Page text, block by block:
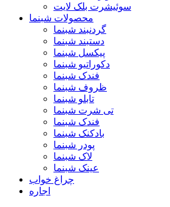
سوئیشرت بلک لایت
محصولات شبنما
گردنبند شبنما
دستبند شبنما
پیکسل شبنما
دکوراتیو شبنما
فندک شبنما
ظروف شبنما
تابلو شبنما
تی شرت شبنما
فندک شبنما
بادکنک شبنما
پودر شبنما
لاک شبنما
عینک شبنما
چراغ خواب
اجاره